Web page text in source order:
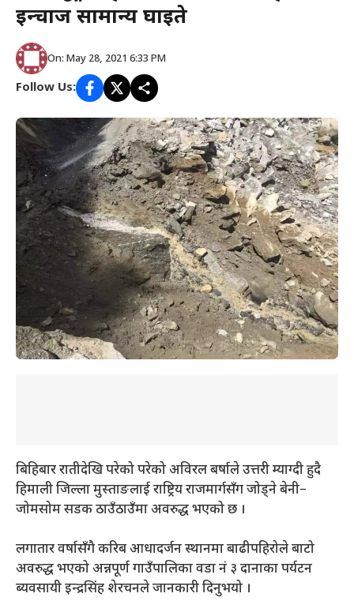
इन्चार्ज सामान्य घाईते
On: May 28, 2021 6:33 PM
Follow Us:
बिहिबार रातीदेखि परेको परेको अविरल बर्षाले उत्तरी म्याग्दी हुदै
हिमाली जिल्ला मुस्ताङलाई राष्ट्रिय राजमार्गसँग जोड्ने बेनी–
जोमसोम सडक ठाउँठाउँमा अवरुद्ध भएको छ ।
लगातार वर्षासँगै करिब आधादर्जन स्थानमा बाढीपहिरोले बाटो
अवरुद्ध भएको अन्नपूर्ण गाउँपालिका वडा नं ३ दानाका पर्यटन
ब्यवसायी इन्द्रसिंह शेरचनले जानकारी दिनुभयो ।